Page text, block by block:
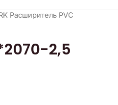
Расширитель PVC
2,5